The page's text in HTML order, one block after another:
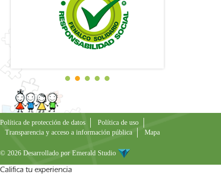
Política de protección de datos
Política de uso
Transparencia y acceso a información pública
Mapa
© 2026 Desarrollado por Emerald Studio
Califica tu experiencia